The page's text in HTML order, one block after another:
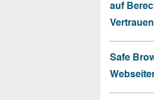
auf
Safe